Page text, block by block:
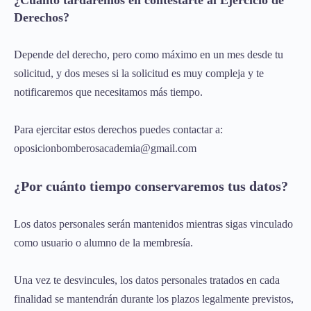
Derechos?
Depende del derecho, pero como máximo en un mes desde tu
solicitud, y dos meses si la solicitud es muy compleja y te
notificaremos que necesitamos más tiempo.
Para ejercitar estos derechos puedes contactar a:
oposicionbomberosacademia@gmail.com
¿Por cuánto tiempo conservaremos tus datos?
Los datos personales serán mantenidos mientras sigas vinculado
como usuario o alumno de la membresía.
Una vez te desvincules, los datos personales tratados en cada
finalidad se mantendrán durante los plazos legalmente previstos,